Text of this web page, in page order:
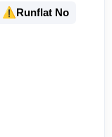
⚠️Runflat No